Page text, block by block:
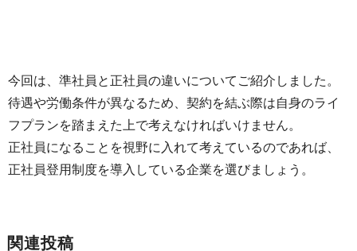
今回は、準社員と正社員の違いについてご紹介しました。
待遇や労働条件が異なるため、契約を結ぶ際は自身のライ
フプランを踏まえた上で考えなければいけません。
正社員になることを視野に入れて考えているのであれば、
正社員登用制度を導入している企業を選びましょう。
関連投稿